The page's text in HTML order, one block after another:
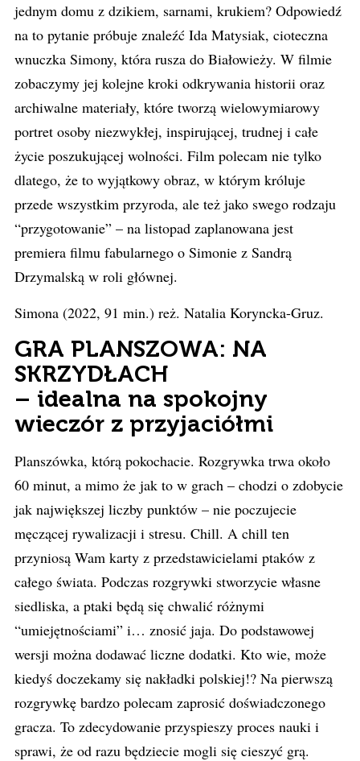
jednym domu z dzikiem, sarnami, krukiem? Odpowiedź
na to pytanie próbuje znaleźć Ida Matysiak, cioteczna
wnuczka Simony, która rusza do Białowieży. W filmie
zobaczymy jej kolejne kroki odkrywania historii oraz
archiwalne materiały, które tworzą wielowymiarowy
portret osoby niezwykłej, inspirującej, trudnej i całe
życie poszukującej wolności. Film polecam nie tylko
dlatego, że to wyjątkowy obraz, w którym króluje
przede wszystkim przyroda, ale też jako swego rodzaju
“przygotowanie” – na listopad zaplanowana jest
premiera filmu fabularnego o Simonie z Sandrą
Drzymalską w roli głównej.
Simona (2022, 91 min.) reż. Natalia Koryncka-Gruz.
GRA PLANSZOWA: NA
SKRZYDŁACH
– idealna na spokojny
wieczór z przyjaciółmi
Planszówka, którą pokochacie. Rozgrywka trwa około
60 minut, a mimo że jak to w grach – chodzi o zdobycie
jak największej liczby punktów – nie poczujecie
męczącej rywalizacji i stresu. Chill. A chill ten
przyniosą Wam karty z przedstawicielami ptaków z
całego świata. Podczas rozgrywki stworzycie własne
siedliska, a ptaki będą się chwalić różnymi
“umiejętnościami” i… znosić jaja. Do podstawowej
wersji można dodawać liczne dodatki. Kto wie, może
kiedyś doczekamy się nakładki polskiej!? Na pierwszą
rozgrywkę bardzo polecam zaprosić doświadczonego
gracza. To zdecydowanie przyspieszy proces nauki i
sprawi, że od razu będziecie mogli się cieszyć grą.